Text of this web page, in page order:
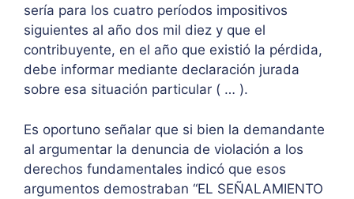
sería para los cuatro períodos impositivos
siguientes al año dos mil diez y que el
contribuyente, en el año que existió la pérdida,
debe informar mediante declaración jurada
sobre esa situación particular ( … ).
Es oportuno señalar que si bien la demandante
al argumentar la denuncia de violación a los
derechos fundamentales indicó que esos
argumentos demostraban “EL SEÑALAMIENTO